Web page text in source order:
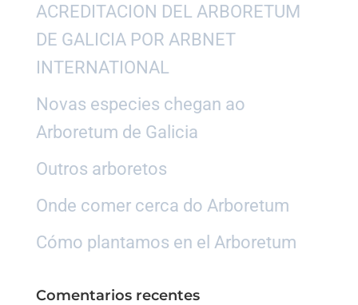
ACREDITACION DEL ARBORETUM
DE GALICIA POR ARBNET
INTERNATIONAL
Novas especies chegan ao
Arboretum de Galicia
Outros arboretos
Onde comer cerca do Arboretum
Cómo plantamos en el Arboretum
Comentarios recentes